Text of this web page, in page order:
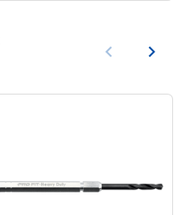
Vorige
keyboard_arrow_left keyboard_arrow_right